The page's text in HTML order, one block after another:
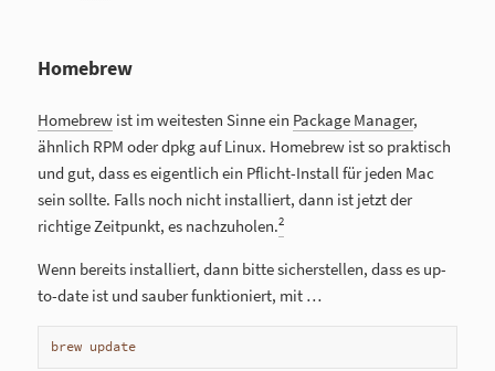
Homebrew
Homebrew ist im weitesten Sinne ein Package Manager,
ähnlich RPM oder dpkg auf Linux. Homebrew ist so praktisch
und gut, dass es eigentlich ein Pflicht-Install für jeden Mac
sein sollte. Falls noch nicht installiert, dann ist jetzt der
richtige Zeitpunkt, es nachzuholen.2
Wenn bereits installiert, dann bitte sicherstellen, dass es up-
to-date ist und sauber funktioniert, mit …
brew update